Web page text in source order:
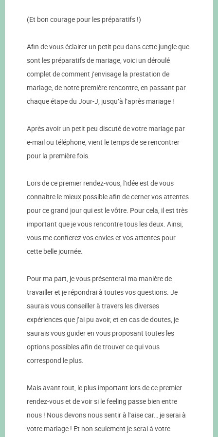
(Et bon courage pour les préparatifs !)
Afin de vous éclairer un petit peu dans cette jungle que
sont les préparatifs de mariage, voici un déroulé
complet de comment j’envisage la prestation de
mariage, de notre première rencontre, en passant par
chaque étape du Jour-J, jusqu’à l’après mariage !
Après avoir un petit peu discuté de votre mariage par
e-mail ou téléphone, vient le temps de se rencontrer
pour la première fois.
Lors de ce premier rendez-vous, l’idée est de vous
connaitre le mieux possible afin de cerner vos attentes
pour ce grand jour qui est le vôtre. Pour cela, il est très
important que je vous rencontre tous les deux. Ainsi,
vous me confierez vos envies et vos attentes pour
cette belle journée.
Pour ma part, je vous présenterai ma manière de
travailler et je répondrai à toutes vos questions. Je
saurais vous conseiller à travers les diverses
expériences que j’ai pu avoir, et en cas de doutes, je
saurais vous guider en vous proposant toutes les
options possibles afin de trouver ce qui vous
correspond le plus.
Mais avant tout, le plus important lors de ce premier
rendez-vous et de voir si le feeling passe bien entre
nous ! Nous devons nous sentir à l’aise car… je serai à
votre mariage ! Et non seulement je serai à votre